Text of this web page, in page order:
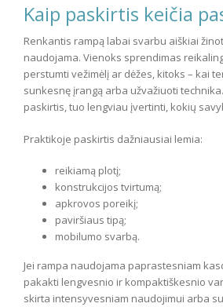
Kaip paskirtis keičia
Renkantis rampą labai svarbu aiškiai
naudojama. Vienoks sprendimas
perstumti vežimėlį ar dėžes, kitoks – kai
sunkesnę įrangą arba užvažiuoti
paskirtis, tuo lengviau įvertinti, kokių
Praktikoje paskirtis dažniausiai lemia:
reikiamą plotį;
konstrukcijos tvirtumą;
apkrovos poreikį;
paviršiaus tipą;
mobilumo svarbą.
Jei rampa naudojama paprastesniam
pakakti lengvesnio ir kompaktiškesnio
skirta intensyvesniam naudojimui arba